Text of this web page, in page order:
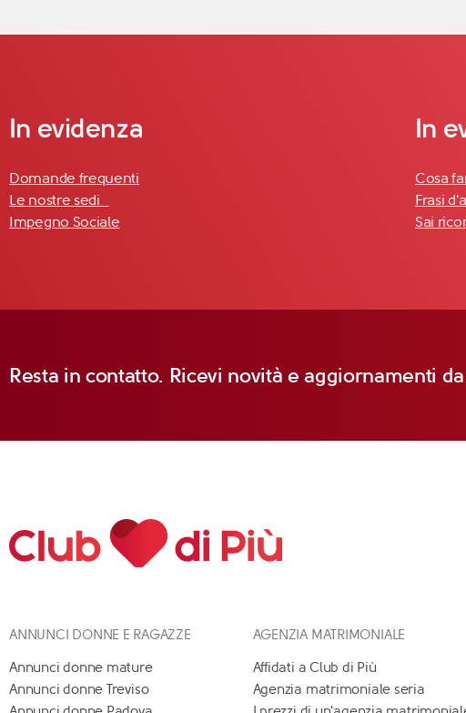
In evidenza
Domande frequenti
Le nostre sedi
Impegno Sociale
In
Cosa
Frasi
Sai
Resta in contatto. Ricevi novità e aggiornamenti
ANNUNCI DONNE E RAGAZZE
Annunci donne mature
Annunci donne Treviso
AGENZIA MATRIMONIALE
Affidati a Club di Più
Agenzia matrimoniale seria